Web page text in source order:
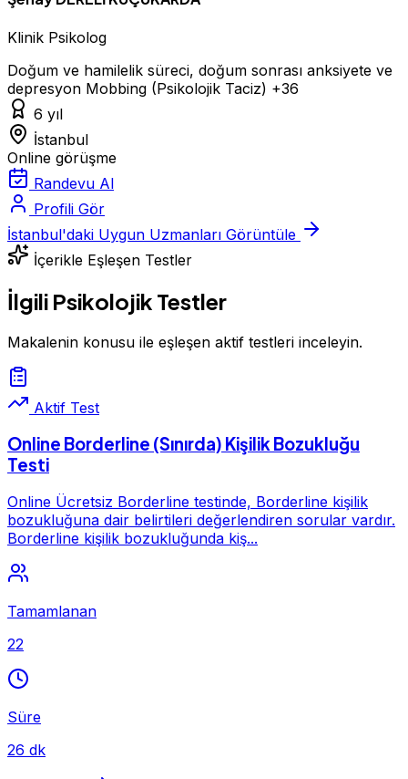
Klinik Psikolog
Doğum ve hamilelik süreci, doğum sonrası anksiyete ve
depresyon Mobbing (Psikolojik Taciz) +36
6 yıl
İstanbul
Online görüşme
Randevu Al
Profili Gör
İstanbul'daki Uygun Uzmanları Görüntüle
İçerikle Eşleşen Testler
İlgili Psikolojik Testler
Makalenin konusu ile eşleşen aktif testleri inceleyin.
Aktif Test
Online Borderline (Sınırda) Kişilik Bozukluğu
Testi
Online Ücretsiz Borderline testinde, Borderline kişilik
bozukluğuna dair belirtileri değerlendiren sorular vardır.
Borderline kişilik bozukluğunda kiş...
Tamamlanan
22
Süre
26 dk